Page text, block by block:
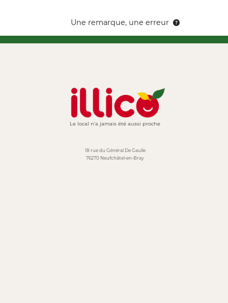
Une remarque, une erreur
Le local n'a jamais été aussi proche
18 rue du Général De Gaulle
76270 Neufchâtel-en-Bray